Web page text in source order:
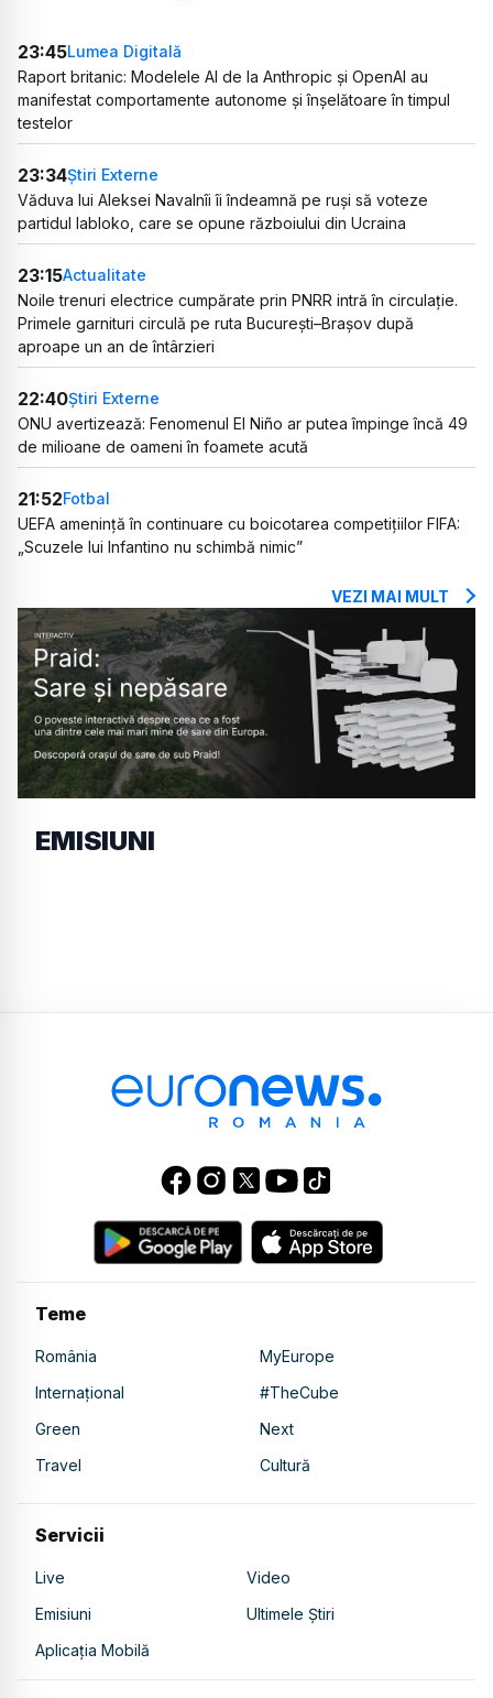
23:45Lumea Digitală
Raport britanic: Modelele AI de la Anthropic și OpenAI au
manifestat comportamente autonome și înșelătoare în timpul
testelor
23:34Știri Externe
Văduva lui Aleksei Navalnîi îi îndeamnă pe ruși să voteze
partidul Iabloko, care se opune războiului din Ucraina
23:15Actualitate
Noile trenuri electrice cumpărate prin PNRR intră în circulație.
Primele garnituri circulă pe ruta București–Brașov după
aproape un an de întârzieri
22:40Știri Externe
ONU avertizează: Fenomenul El Niño ar putea împinge încă 49
de milioane de oameni în foamete acută
21:52Fotbal
UEFA amenință în continuare cu boicotarea competițiilor FIFA:
„Scuzele lui Infantino nu schimbă nimic”
VEZI MAI MULT
EMISIUNI
Teme
România
MyEurope
Internațional
#TheCube
Green
Next
Travel
Cultură
Servicii
Live
Video
Emisiuni
Ultimele Știri
Aplicația Mobilă